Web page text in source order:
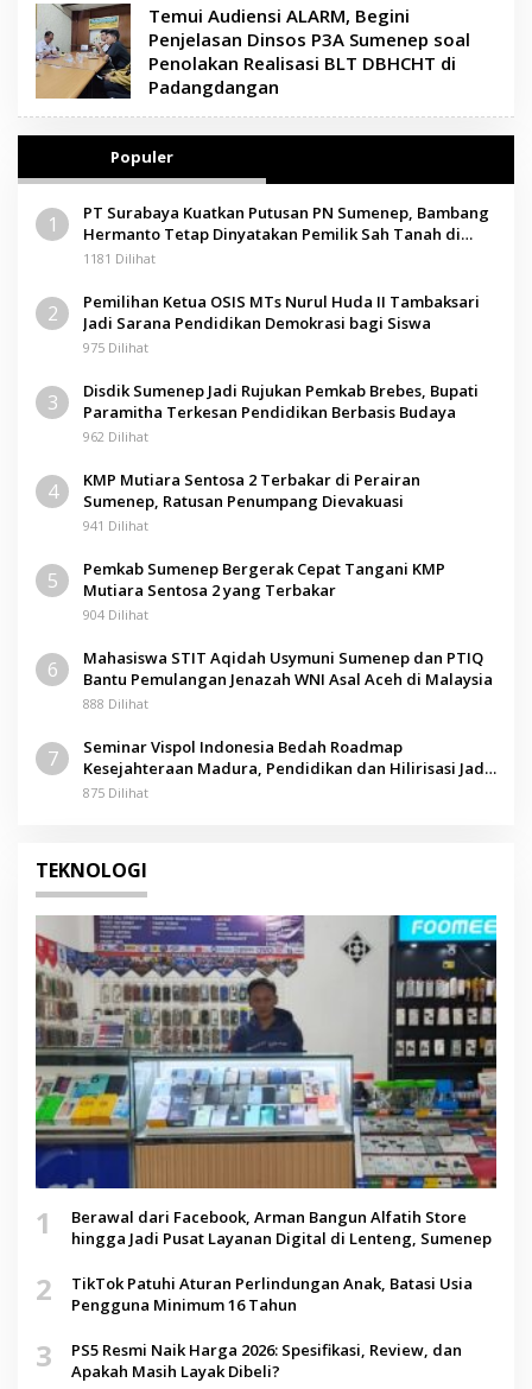
Temui Audiensi ALARM, Begini
Penjelasan Dinsos P3A Sumenep soal
Penolakan Realisasi BLT DBHCHT di
Padangdangan
Populer
1
PT Surabaya Kuatkan Putusan PN Sumenep, Bambang
Hermanto Tetap Dinyatakan Pemilik Sah Tanah di
Pamolokan
1181 Dilihat
2
Pemilihan Ketua OSIS MTs Nurul Huda II Tambaksari
Jadi Sarana Pendidikan Demokrasi bagi Siswa
975 Dilihat
3
Disdik Sumenep Jadi Rujukan Pemkab Brebes, Bupati
Paramitha Terkesan Pendidikan Berbasis Budaya
962 Dilihat
4
KMP Mutiara Sentosa 2 Terbakar di Perairan
Sumenep, Ratusan Penumpang Dievakuasi
941 Dilihat
5
Pemkab Sumenep Bergerak Cepat Tangani KMP
Mutiara Sentosa 2 yang Terbakar
904 Dilihat
6
Mahasiswa STIT Aqidah Usymuni Sumenep dan PTIQ
Bantu Pemulangan Jenazah WNI Asal Aceh di Malaysia
888 Dilihat
7
Seminar Vispol Indonesia Bedah Roadmap
Kesejahteraan Madura, Pendidikan dan Hilirisasi Jadi
Kunci
875 Dilihat
TEKNOLOGI
1
Berawal dari Facebook, Arman Bangun Alfatih Store
hingga Jadi Pusat Layanan Digital di Lenteng, Sumenep
2
TikTok Patuhi Aturan Perlindungan Anak, Batasi Usia
Pengguna Minimum 16 Tahun
3
PS5 Resmi Naik Harga 2026: Spesifikasi, Review, dan
Apakah Masih Layak Dibeli?